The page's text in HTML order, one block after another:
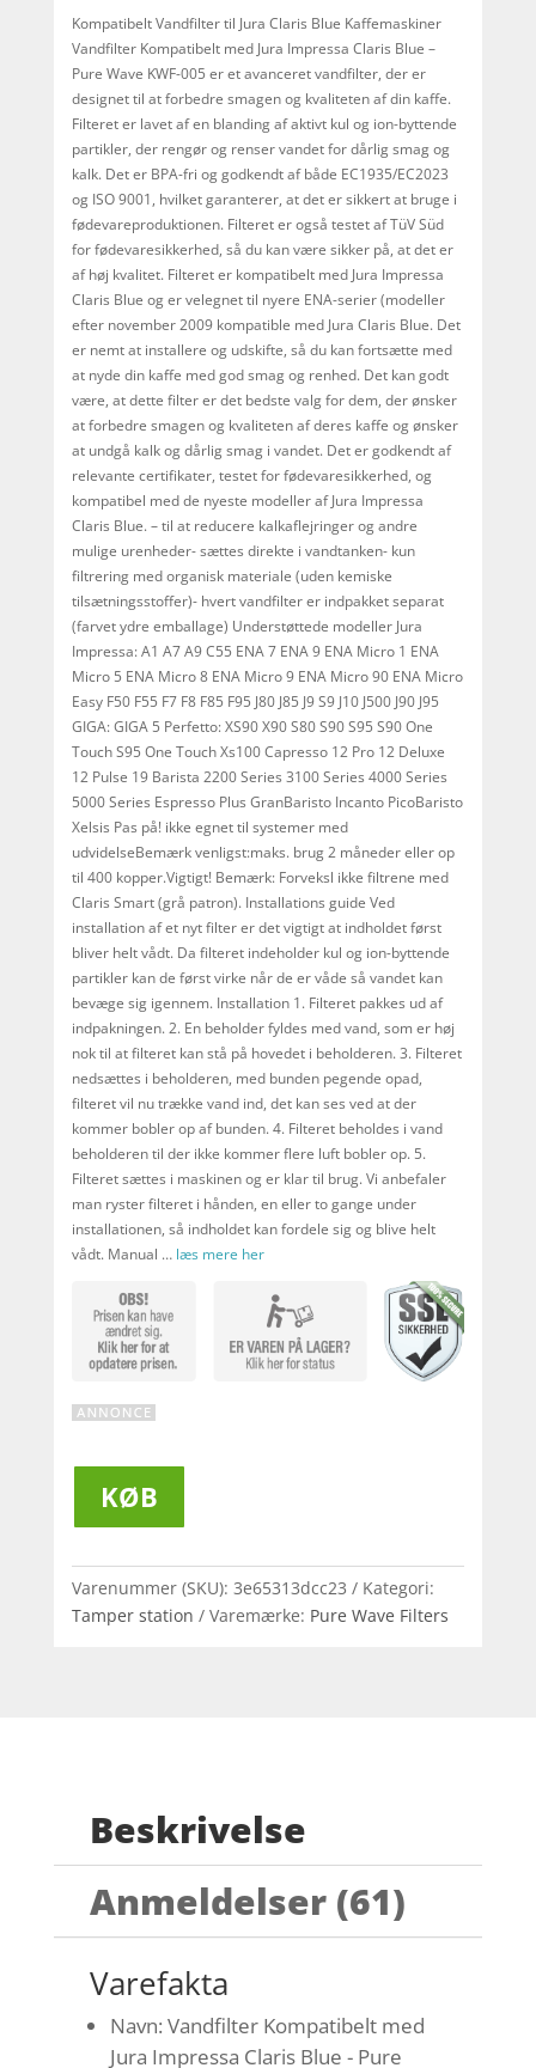
Kompatibelt Vandfilter til Jura Claris Blue Kaffemaskiner
Vandfilter Kompatibelt med Jura Impressa Claris Blue –
Pure Wave KWF-005 er et avanceret vandfilter, der er
designet til at forbedre smagen og kvaliteten af ​​din kaffe.
Filteret er lavet af en blanding af aktivt kul og ion-byttende
partikler, der rengør og renser vandet for dårlig smag og
kalk. Det er BPA-fri og godkendt af både EC1935/EC2023
og ISO 9001, hvilket garanterer, at det er sikkert at bruge i
fødevareproduktionen. Filteret er også testet af TüV Süd
for fødevaresikkerhed, så du kan være sikker på, at det er
af høj kvalitet. Filteret er kompatibelt med Jura Impressa
Claris Blue og er velegnet til nyere ENA-serier (modeller
efter november 2009 kompatible med Jura Claris Blue. Det
er nemt at installere og udskifte, så du kan fortsætte med
at nyde din kaffe med god smag og renhed. Det kan godt
være, at dette filter er det bedste valg for dem, der ønsker
at forbedre smagen og kvaliteten af ​​deres kaffe og ønsker
at undgå kalk og dårlig smag i vandet. Det er godkendt af
relevante certifikater, testet for fødevaresikkerhed, og
kompatibel med de nyeste modeller af Jura Impressa
Claris Blue. – til at reducere kalkaflejringer og andre
mulige urenheder- sættes direkte i vandtanken- kun
filtrering med organisk materiale (uden kemiske
tilsætningsstoffer)- hvert vandfilter er indpakket separat
(farvet ydre emballage) Understøttede modeller Jura
Impressa: A1 A7 A9 C55 ENA 7 ENA 9 ENA Micro 1 ENA
Micro 5 ENA Micro 8 ENA Micro 9 ENA Micro 90 ENA Micro
Easy F50 F55 F7 F8 F85 F95 J80 J85 J9 S9 J10 J500 J90 J95
GIGA: GIGA 5 Perfetto: XS90 X90 S80 S90 S95 S90 One
Touch S95 One Touch Xs100 Capresso 12 Pro 12 Deluxe
12 Pulse 19 Barista 2200 Series 3100 Series 4000 Series
5000 Series Espresso Plus GranBaristo Incanto PicoBaristo
Xelsis Pas på! ikke egnet til systemer med
udvidelseBemærk venligst:maks. brug 2 måneder eller op
til 400 kopper.Vigtigt! Bemærk: Forveksl ikke filtrene med
Claris Smart (grå patron). Installations guide Ved
installation af et nyt filter er det vigtigt at indholdet først
bliver helt vådt. Da filteret indeholder kul og ion-byttende
partikler kan de først virke når de er våde så vandet kan
bevæge sig igennem. Installation 1. Filteret pakkes ud af
indpakningen. 2. En beholder fyldes med vand, som er høj
nok til at filteret kan stå på hovedet i beholderen. 3. Filteret
nedsættes i beholderen, med bunden pegende opad,
filteret vil nu trække vand ind, det kan ses ved at der
kommer bobler op af bunden. 4. Filteret beholdes i vand
beholderen til der ikke kommer flere luft bobler op. 5.
Filteret sættes i maskinen og er klar til brug. Vi anbefaler
man ryster filteret i hånden, en eller to gange under
installationen, så indholdet kan fordele sig og blive helt
vådt. Manual … læs mere her
KØB
Varenummer (SKU): 3e65313dcc23
Kategori:
Tamper station
Varemærke: Pure Wave Filters
Beskrivelse
Anmeldelser (61)
Varefakta
Navn: Vandfilter Kompatibelt med
Jura Impressa Claris Blue - Pure